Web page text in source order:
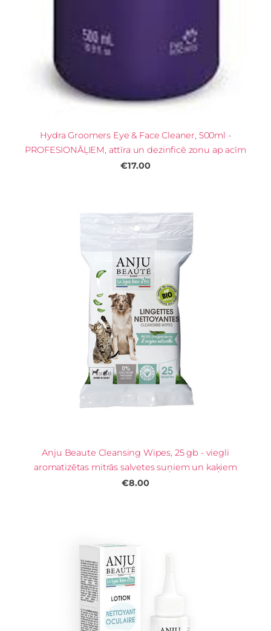
Hydra Groomers Eye & Face Cleaner, 500ml -
PROFESIONĀĻIEM, attīra un dezinficē zonu ap acīm
€17.00
Anju Beaute Cleansing Wipes, 25 gb - viegli
aromatizētas mitrās salvetes suņiem un kaķiem
€8.00